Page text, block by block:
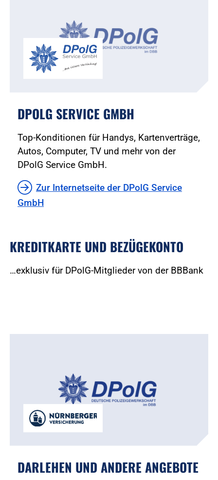
DPOLG SERVICE GMBH
Top-Konditionen für Handys, Kartenverträge,
Autos, Computer, TV und mehr von der
DPolG Service GmbH.
Zur Internetseite der DPolG Service
GmbH
KREDITKARTE UND BEZÜGEKONTO
…exklusiv für DPolG-Mitglieder von der BBBank
DARLEHEN UND ANDERE ANGEBOTE